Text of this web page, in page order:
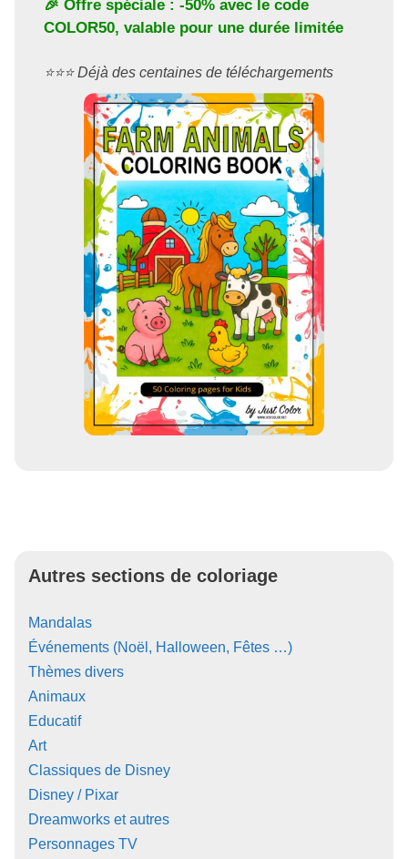
🎉 Offre spéciale : -50% avec le code
COLOR50, valable pour une durée limitée
⭐️⭐️⭐️ Déjà des centaines de téléchargements
Autres sections de coloriage
Mandalas
Événements (Noël, Halloween, Fêtes …)
Thèmes divers
Animaux
Educatif
Art
Classiques de Disney
Disney / Pixar
Dreamworks et autres
Personnages TV